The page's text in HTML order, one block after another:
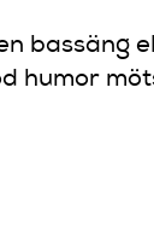
bassäng
humor